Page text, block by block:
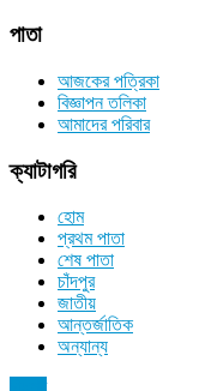
পাতা
আজকের পত্রিকা
বিজ্ঞাপন তলিকা
আমাদের পরিবার
ক্যাটাগরি
হোম
প্রথম পাতা
শেষ পাতা
চাঁদপুর
জাতীয়
আন্তর্জাতিক
অন্যান্য